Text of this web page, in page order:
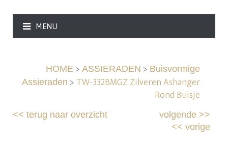
MENU
HOME> ASSIERADEN > Buisvormige
Assieraden > TW-332BMGZ Zilveren Ashanger
Rond Buisje
<<terug naar overzicht volgende>>
<< vorige